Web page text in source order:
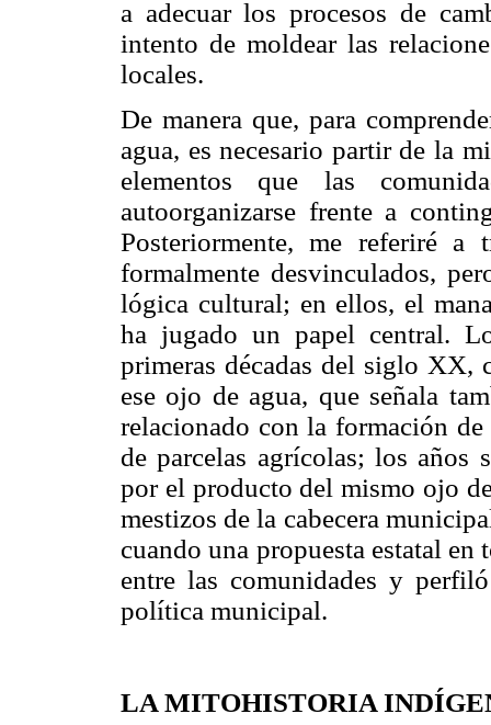
a adecuar los procesos de
intento de moldear las
locales.
De manera que, para
agua, es necesario partir de la
elementos que las
autoorganizarse frente a
Posteriormente, me referiré
formalmente desvinculados,
lógica cultural; en ellos, el
ha jugado un papel central.
primeras décadas del siglo XX,
ese ojo de agua, que señala
relacionado con la formación
de parcelas agrícolas; los años
por el producto del mismo ojo
mestizos de la cabecera
cuando una propuesta estatal en
entre las comunidades y
política municipal.
LA MITOHISTORIA